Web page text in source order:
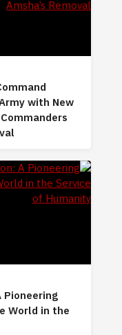
with New
Pioneering
World in the